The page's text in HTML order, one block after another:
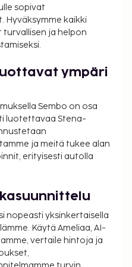
lentokenttä on
(GVA).
asiakkailleen 50
kuuluu
Käytössäsi on
ympäri
voit pysäköidä
kuuluu myös
jonka
ja kasvohoidot.
joissa voit
rinteissä. Tämän
muassa ilmainen
huone ja
avulla
sopivat
Hyväksymme kaikki
ja helpon
ympäri
Sembo on osa
luotettavaa Stena-
ja meitä tukee alan
erityisesti autolla
nopeasti yksinkertaisella
Käytä Ameliaa, AI-
vertaile hintoja ja